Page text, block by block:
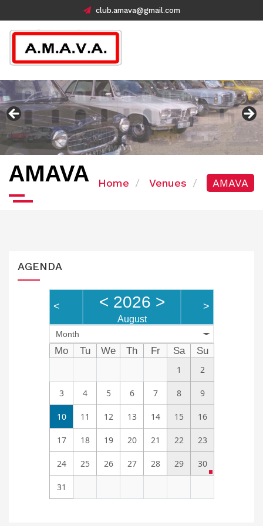
club.amava@gmail.com
AMAVA Home Venues AMAVA
AGENDA
< < 2026 >
August
>
Month
Mo Tu We Th Fr Sa
Su
1
2
3 4 5 6 7 8 9
10 11 12 13 14 15 16
17 18 19 20 21 22 23
24 25 26 27 28 29 30
31